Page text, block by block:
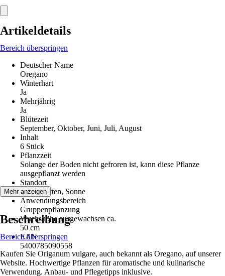
Artikeldetails
Bereich überspringen
Deutscher Name
Oregano
Winterhart
Ja
Mehrjährig
Ja
Blütezeit
September, Oktober, Juni, Juli, August
Inhalt
6 Stück
Pflanzzeit
Solange der Boden nicht gefroren ist, kann diese Pflanze
ausgepflanzt werden
Standort
Halbschatten, Sonne
Anwendungsbereich
Gruppenpflanzung
Wuchshöhe ausgewachsen ca.
50 cm
EAN
5400785090558
Mehr anzeigen
Beschreibung
Bereich überspringen
Kaufen Sie Origanum vulgare, auch bekannt als Oregano, auf unserer
Website. Hochwertige Pflanzen für aromatische und kulinarische
Verwendung. Anbau- und Pflegetipps inklusive.